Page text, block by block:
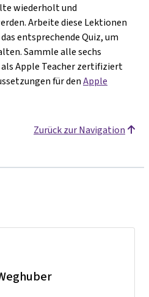
wiederholt und
Arbeite diese Lektionen
entsprechende Quiz, um
Sammle alle sechs
als Apple Teacher zertifiziert
für denApple
Zurück zur Navigation